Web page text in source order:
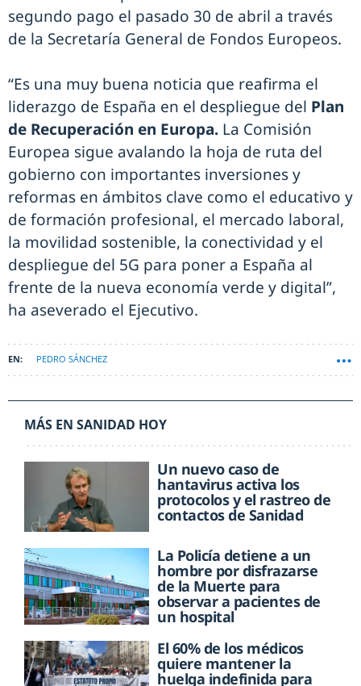
segundo pago el pasado 30 de abril a través
de la Secretaría General de Fondos Europeos.
“Es una muy buena noticia que reafirma el
liderazgo de España en el despliegue del Plan
de Recuperación en Europa. La Comisión
Europea sigue avalando la hoja de ruta del
gobierno con importantes inversiones y
reformas en ámbitos clave como el educativo y
de formación profesional, el mercado laboral,
la movilidad sostenible, la conectividad y el
despliegue del 5G para poner a España al
frente de la nueva economía verde y digital”,
ha aseverado el Ejecutivo.
PEDRO SÁNCHEZ
MÁS EN SANIDAD HOY
Un nuevo caso de
hantavirus activa los
protocolos y el rastreo de
contactos de Sanidad
La Policía detiene a un
hombre por disfrazarse
de la Muerte para
observar a pacientes de
un hospital
El 60% de los médicos
quiere mantener la
huelga indefinida para